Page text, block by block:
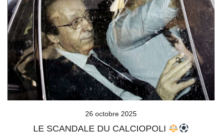
26 octobre 2025
LE SCANDALE DU CALCIOPOLI